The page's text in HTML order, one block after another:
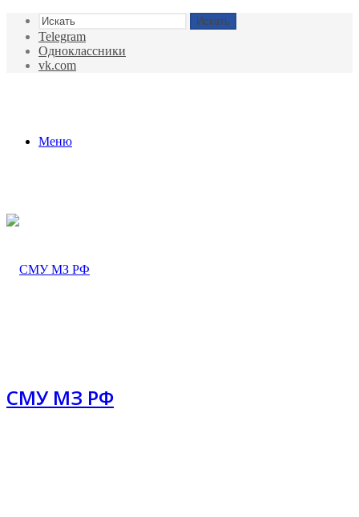
Искать
Telegram
Одноклассники
vk.com
Меню
СМУ МЗ РФ